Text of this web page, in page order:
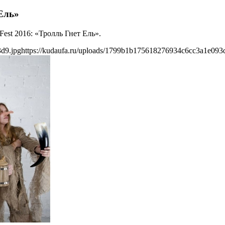
2016: «Тролль Гнет Ель».
https://kudaufa.ru/uploads/